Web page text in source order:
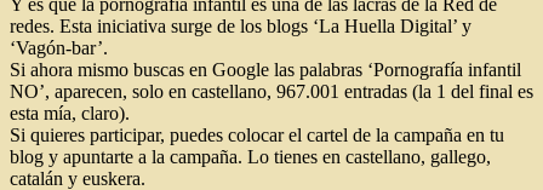
redes. Esta iniciativa surge de los blogs ‘La Huella Digital’ y
‘Vagón-bar’.
Si ahora mismo buscas en Google las palabras ‘Pornografía infantil
NO’, aparecen, solo en castellano, 967.001 entradas (la 1 del final es
esta mía, claro).
Si quieres participar, puedes colocar el cartel de la campaña en tu
blog y apuntarte a la campaña. Lo tienes en castellano, gallego,
catalán y euskera.